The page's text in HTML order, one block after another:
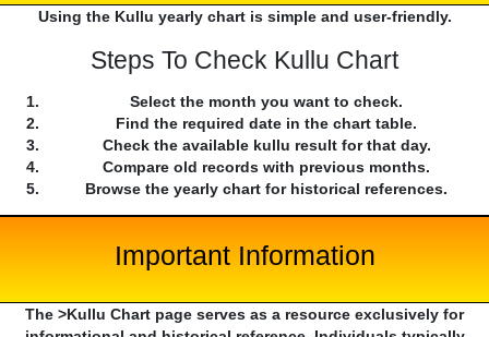
Using the Kullu yearly chart is simple and user-friendly.
Steps To Check Kullu Chart
Select the month you want to check.
Find the required date in the chart table.
Check the available kullu result for that day.
Compare old records with previous months.
Browse the yearly chart for historical references.
Important Information
The >Kullu Chart page serves as a resource exclusively for